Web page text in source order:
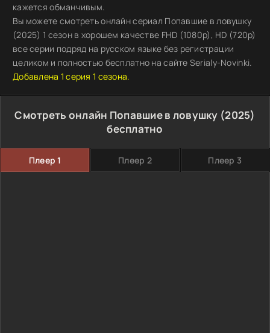
кажется обманчивым.
Вы можете смотреть онлайн сериал Попавшие в ловушку
(2025) 1 сезон в хорошем качестве FHD (1080p), HD (720p)
все серии подряд на русском языке без регистрации
целиком и полностью бесплатно на сайте Serialy-Novinki.
Добавлена 1 серия 1 сезона.
Смотреть онлайн Попавшие в ловушку (2025)
бесплатно
Плеер 1 Плеер 2 Плеер 3